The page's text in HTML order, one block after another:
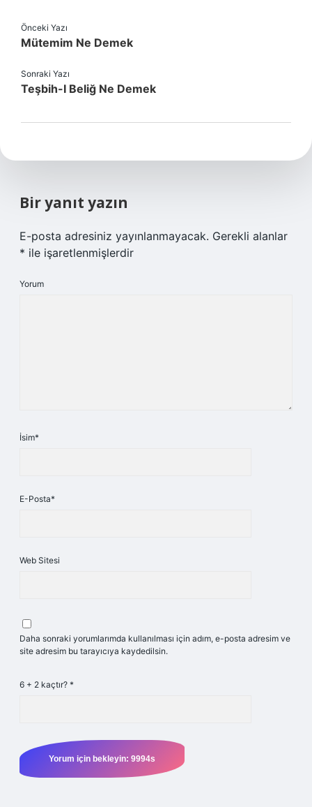
Önceki Yazı
Mütemim Ne Demek
Sonraki Yazı
Teşbih-I Beliğ Ne Demek
Bir yanıt yazın
E-posta adresiniz yayınlanmayacak. Gerekli alanlar
* ile işaretlenmişlerdir
Yorum
İsim*
E-Posta*
Web Sitesi
Daha sonraki yorumlarımda kullanılması için adım, e-posta adresim ve
site adresim bu tarayıcıya kaydedilsin.
6 + 2 kaçtır? *